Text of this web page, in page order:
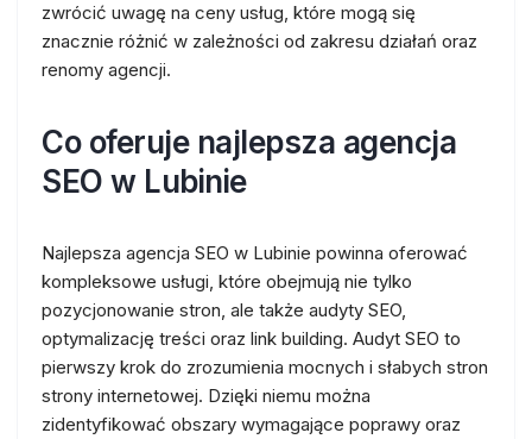
zwrócić uwagę na ceny usług, które mogą się
znacznie różnić w zależności od zakresu działań oraz
renomy agencji.
Co oferuje najlepsza agencja
SEO w Lubinie
Najlepsza agencja SEO w Lubinie powinna oferować
kompleksowe usługi, które obejmują nie tylko
pozycjonowanie stron, ale także audyty SEO,
optymalizację treści oraz link building. Audyt SEO to
pierwszy krok do zrozumienia mocnych i słabych stron
strony internetowej. Dzięki niemu można
zidentyfikować obszary wymagające poprawy oraz